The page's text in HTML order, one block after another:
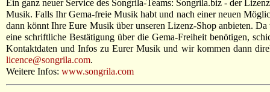
Ein ganz neuer Service des Songrila-Teams: Songrila.biz - der
Musik. Falls Ihr Gema-freie Musik habt und nach einer neuen
dann könnt Ihre Eure Musik über unseren Lizenz-Shop anbieten.
eine schriftliche Bestätigung über die Gema-Freiheit benötigen,
Kontaktdaten und Infos zu Eurer Musik und wir kommen dann
licence@songrila.com.
Weitere Infos: www.songrila.com